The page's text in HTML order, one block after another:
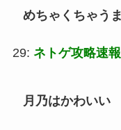
めちゃくちゃう
29: ネトゲ攻略速報
月乃はかわいい